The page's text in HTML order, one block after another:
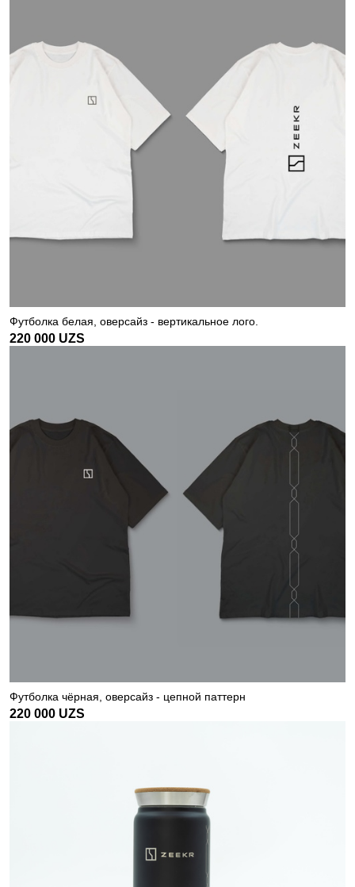
Футболка белая, оверсайз - вертикальное лого.
220 000 UZS
Футболка чёрная, оверсайз - цепной паттерн
220 000 UZS